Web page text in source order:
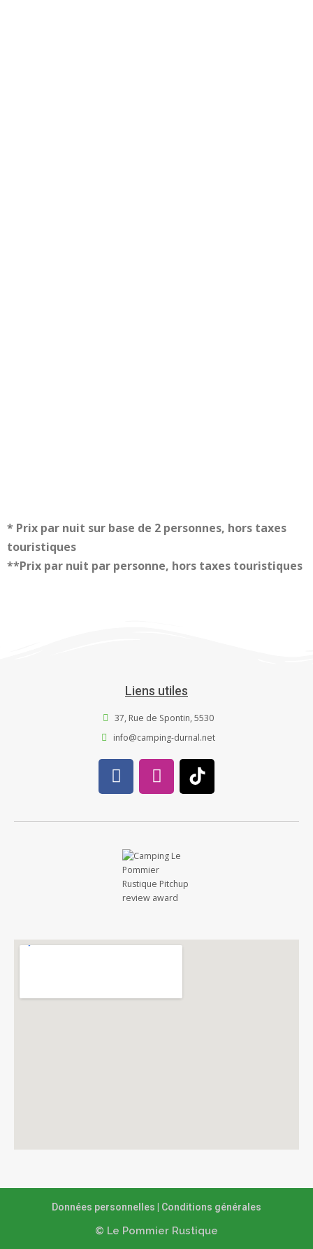
* Prix par nuit sur base de 2 personnes, hors taxes
touristiques
**Prix par nuit par personne, hors taxes touristiques
Liens utiles
37, Rue de Spontin, 5530
info@camping-durnal.net
Données personnelles Conditions générales
© Le Pommier Rustique